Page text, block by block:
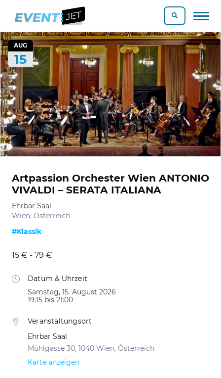
AUG
15
Artpassion Orchester Wien ANTONIO
VIVALDI – SERATA ITALIANA
Ehrbar Saal
Wien, Österreich
#Klassik
15 € - 79 €
Datum & Uhrzeit
Samstag, 15. August 2026
19:15 bis 21:00
Veranstaltungsort
Ehrbar Saal
Mühlgasse 30, 1040 Wien, Österreich
Karte anzeigen